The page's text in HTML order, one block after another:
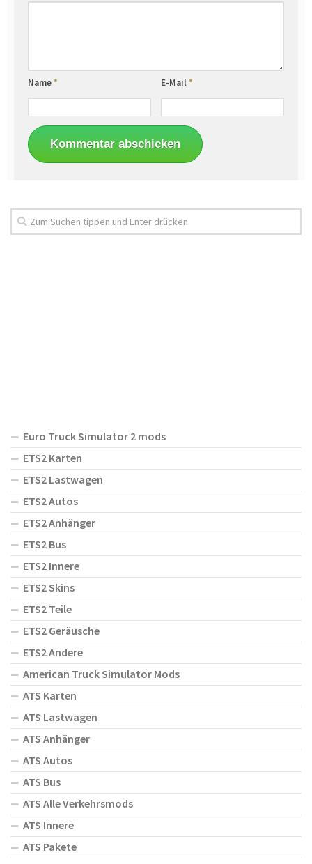
Name* E-Mail*
Euro Truck Simulator 2 mods
ETS2 Karten
ETS2 Lastwagen
ETS2 Autos
ETS2 Anhänger
ETS2 Bus
ETS2 Innere
ETS2 Skins
ETS2 Teile
ETS2 Geräusche
ETS2 Andere
American Truck Simulator Mods
ATS Karten
ATS Lastwagen
ATS Anhänger
ATS Autos
ATS Bus
ATS Alle Verkehrsmods
ATS Innere
ATS Pakete